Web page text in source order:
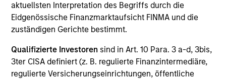
aktuellsten Interpretation des Begriffs durch die
Eidgenössische Finanzmarktaufsicht FINMA und die
zuständigen Gerichte bestimmt.
Qualifizierte Investoren sind in Art. 10 Para. 3 a-d, 3bis,
3ter CISA definiert (z. B. regulierte Finanzintermediäre,
regulierte Versicherungseinrichtungen, öffentliche
Invested on
Nov 2012